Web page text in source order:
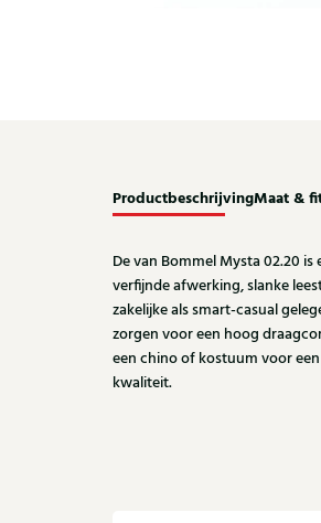
ProductbeschrijvingMaat &
De van Bommel Mysta 02.20
verfijnde afwerking, slanke
zakelijke als smart-casual
zorgen voor een hoog
een chino of kostuum voor
kwaliteit.